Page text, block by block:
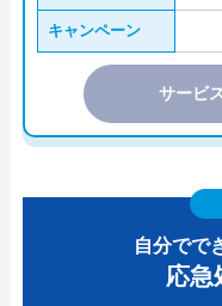
キャンペーン
サービ
自分でで
応急